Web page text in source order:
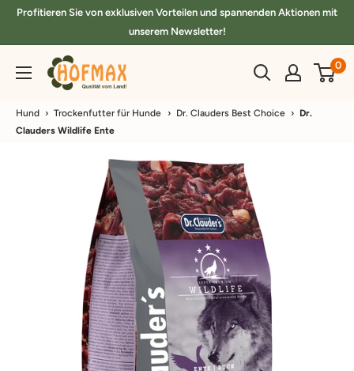
DirektProfitieren Sie von exklusiven Vorteilen und spannenden Aktionen mit
unserem Newsletter!
hofmax.de 0
Hund › Trockenfutter für Hunde › Dr. Clauders Best Choice › Dr.
Clauders Wildlife Ente